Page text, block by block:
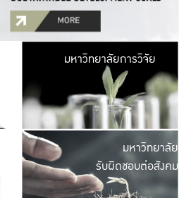
มหาวิ
มีพื้นที่เขียวสดใส
เป็นป่าในเมือง เกษต
มหาวิทยาลัยการวิจัย
มหาวิ
ค
เปิดประ
และพบเรื่องราวใ
มหาวิทยาลัย
รับผิดชอบต่อสังคม